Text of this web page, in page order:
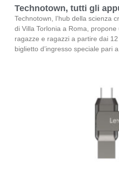
Technotown, tutti gli
Technotown, l’hub della scienza
di Villa Torlonia a Roma,
ragazze e ragazzi a partire dai
biglietto d’ingresso speciale pari